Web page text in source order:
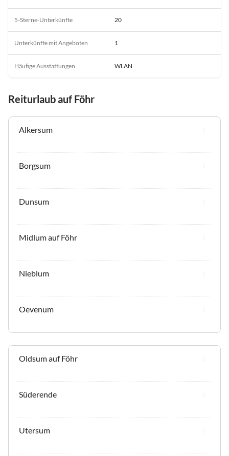
5-Sterne-Unterkünfte 20
Unterkünfte mit Angeboten 1
Häufige Ausstattungen WLAN
Reiturlaub auf Föhr
Alkersum
Borgsum
Dunsum
Midlum auf Föhr
Nieblum
Oevenum
Oldsum auf Föhr
Süderende
Utersum